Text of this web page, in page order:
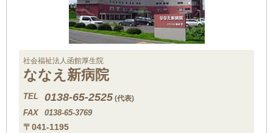
社会福祉法人函館厚生院
ななえ新病院
TEL 0138-65-2525 (代表)
FAX 0138-65-3769
〒041-1195